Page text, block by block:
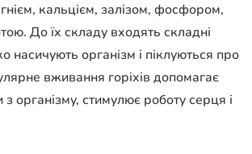
кальцієм, залізом, фосфором,
До їх складу входять складні
насичують організм і піклуються про
вживання горіхів допомагає
з організму, стимулює роботу серця і